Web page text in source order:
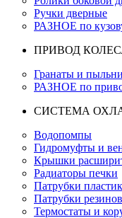
Ручки дверные
РАЗНОЕ по
ПРИВОД
Гранаты и
РАЗНОЕ по
СИСТЕМА
Водопомпы
Гидромуфты и
Крышки
Радиаторы печки
Патрубки
Патрубки
Термостаты и